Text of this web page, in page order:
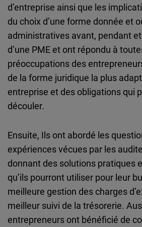
d’entreprise ainsi que les
du choix d’une forme donnée et
administratives avant, pendant
d’une PME et ont répondu à
préoccupations des
de la forme juridique la plus
entreprise et des obligations qui
découler.
Ensuite, Ils ont abordé les
expériences vécues par les
donnant des solutions pratiques
qu’ils pourront utiliser pour leur
meilleure gestion des charges
meilleur suivi de la trésorerie.
entrepreneurs ont bénéficié de